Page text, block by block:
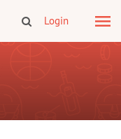
Login